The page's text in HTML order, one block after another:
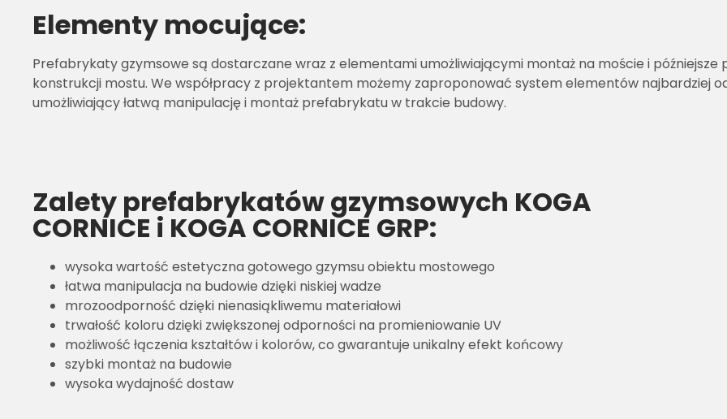
Elementy mocujące:
Prefabrykaty gzymsowe są dostarczane wraz z elementami umożliwiającymi montaż na moście i
konstrukcji mostu. We współpracy z projektantem możemy zaproponować system elementów najbardziej
umożliwiający łatwą manipulację i montaż prefabrykatu w trakcie budowy.
Zalety prefabrykatów gzymsowych KOGA
CORNICE i KOGA CORNICE GRP:
wysoka wartość estetyczna gotowego gzymsu obiektu mostowego
łatwa manipulacja na budowie dzięki niskiej wadze
mrozoodporność dzięki nienasiąkliwemu materiałowi
trwałość koloru dzięki zwiększonej odporności na promieniowanie UV
możliwość łączenia kształtów i kolorów, co gwarantuje unikalny efekt końcowy
szybki montaż na budowie
wysoka wydajność dostaw